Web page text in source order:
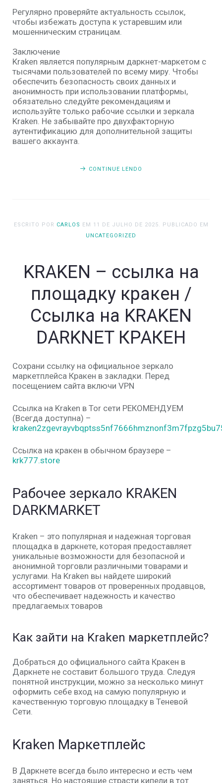
Регулярно проверяйте актуальность ссылок,
чтобы избежать доступа к устаревшим или
мошенническим страницам.
Заключение
Kraken является популярным даркнет-маркетом с
тысячами пользователей по всему миру. Чтобы
обеспечить безопасность своих данных и
анонимность при использовании платформы,
обязательно следуйте рекомендациям и
используйте только рабочие ссылки и зеркала
Kraken. Не забывайте про двухфакторную
аутентификацию для дополнительной защиты
вашего аккаунта.
CONTINUE LENDO
ESCRITO POR CARLOS EM 11 DE JULHO DE 2025. PUBLICADO EM
UNCATEGORIZED
KRAKEN – ссылка на
площадку кракен /
Ссылка на KRAKEN
DARKNET КРАКЕН
Сохрани ссылку на официальное зеркало
маркетплейса Кракен в закладки. Перед
посещением сайта включи VPN
Ссылка на Kraken в Tor сети РЕКОМЕНДУЕМ
(Всегда доступна) –
Ссылка на кракен в обычном браузере –
krk777.store
Рабочее зеркало KRAKEN
DARKMARKET
Kraken – это популярная и надежная торговая
площадка в даркнете, которая предоставляет
уникальные возможности для безопасной и
анонимной торговли различными товарами и
услугами. На Kraken вы найдете широкий
ассортимент товаров от проверенных продавцов,
что обеспечивает надежность и качество
предлагаемых товаров
Как зайти на Kraken маркетплейс?
Добраться до официального сайта Кракен в
Даркнете не составит большого труда. Следуя
понятной инструкции, можно за несколько минут
оформить себе вход на самую популярную и
качественную торговую площадку в Теневой
Сети.
Kraken Маркетплейс
В Даркнете всегда было интересно и есть чем
заняться. Но настоящие страсти кипели в тот